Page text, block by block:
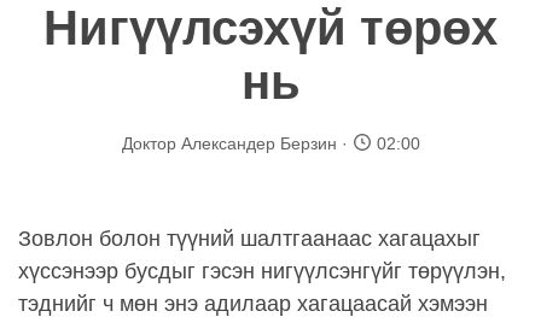
Нигүүлсэхүй төрөх
нь
Доктор Александер Берзин 02:00
Зовлон болон түүний шалтгаанаас хагацахыг
хүссэнээр бусдыг гэсэн нигүүлсэнгүйг төрүүлэн,
тэднийг ч мөн энэ адилаар хагацаасай хэмээн